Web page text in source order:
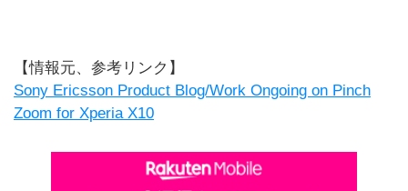
【情報元、参考リンク】
Sony Ericsson Product Blog/Work Ongoing on Pinch
Zoom for Xperia X10